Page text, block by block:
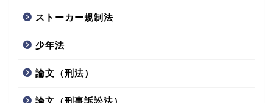
ストーカー規制法
少年法
論文（刑法）
論文（刑事訴訟法）